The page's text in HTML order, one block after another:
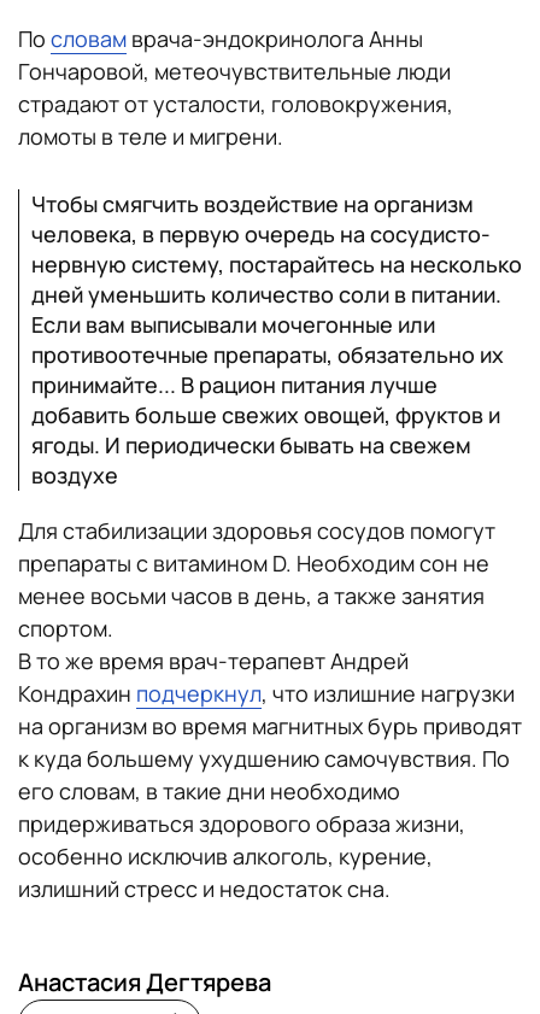
По словам врача-эндокринолога Анны
Гончаровой, метеочувствительные люди
страдают от усталости, головокружения,
ломоты в теле и мигрени.
Чтобы смягчить воздействие на организм
человека, в первую очередь на сосудисто-
нервную систему, постарайтесь на несколько
дней уменьшить количество соли в питании.
Если вам выписывали мочегонные или
противоотечные препараты, обязательно их
принимайте... В рацион питания лучше
добавить больше свежих овощей, фруктов и
ягоды. И периодически бывать на свежем
воздухе
Для стабилизации здоровья сосудов помогут
препараты с витамином D. Необходим сон не
менее восьми часов в день, а также занятия
спортом.
В то же время врач-терапевт Андрей
Кондрахин подчеркнул, что излишние нагрузки
на организм во время магнитных бурь приводят
к куда большему ухудшению самочувствия. По
его словам, в такие дни необходимо
придерживаться здорового образа жизни,
особенно исключив алкоголь, курение,
излишний стресс и недостаток сна.
Анастасия Дегтярева